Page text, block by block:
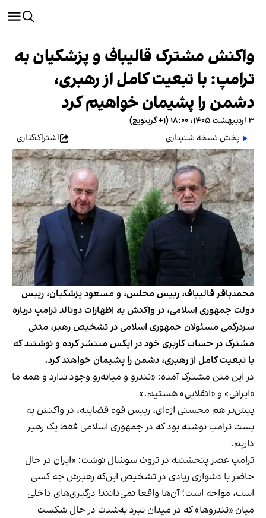
واکنش مشترک قالیباف و پزشکیان به
ترامپ: با تبعیت کامل از رهبری،
دشمن را پشیمان خواهیم کرد
۳ اردیبهشت ۱۴۰۵، ۱۸:۰۰ (‎+۱ گرینویچ)
پخش نسخه شنیداری
اشتراک‌گذاری
محمدباقر قالیباف، رییس مجلس، و مسعود پزشکیان، رییس
دولت جمهوری اسلامی، در واکنش به اظهارات دونالد ترامپ درباره
سردرگمی مسئولان جمهوری اسلامی در تشخیص رهبر، متنی
مشترک در حساب کاربری خود در ایکس منتشر کرده و نوشتند که
با تبعیت کامل از رهبری، دشمن را پشیمان خواهند کرد.
در این متن مشترک آمده: «تندرو و میانه‌رو وجود ندارد و همه ما
«ایرانی» و «انقلابی» هستیم.»
پیش‌تر هم محسنی اژه‌ای، رییس قوه قضاییه، در واکنش به
پست ترامپ نوشته بود که در جمهوری اسلامی فقط یک رهبر
داریم.
ترامپ عصر پنجشنبه در تروث سوشال نوشت: «ایران در حال
حاضر با دشواری زیادی در تشخیص این‌که رهبرش چه کسی
است، مواجه است؛ آن‌ها واقعا نمی‌دانند! درگیری‌های داخلی
میان «تندروها» که در میدان نبرد به‌شدت در حال شکست